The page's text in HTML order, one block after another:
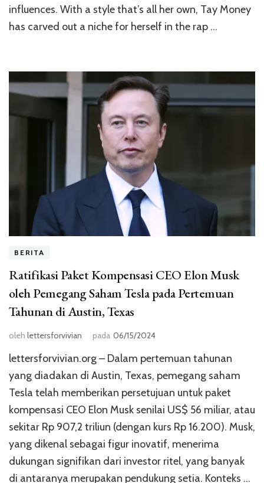
influences. With a style that’s all her own, Tay Money
has carved out a niche for herself in the rap …
BERITA
Ratifikasi Paket Kompensasi CEO Elon Musk
oleh Pemegang Saham Tesla pada Pertemuan
Tahunan di Austin, Texas
oleh lettersforvivian pada 06/15/2024
lettersforvivian.org – Dalam pertemuan tahunan
yang diadakan di Austin, Texas, pemegang saham
Tesla telah memberikan persetujuan untuk paket
kompensasi CEO Elon Musk senilai US$ 56 miliar, atau
sekitar Rp 907,2 triliun (dengan kurs Rp 16.200). Musk,
yang dikenal sebagai figur inovatif, menerima
dukungan signifikan dari investor ritel, yang banyak
di antaranya merupakan pendukung setia. Konteks …